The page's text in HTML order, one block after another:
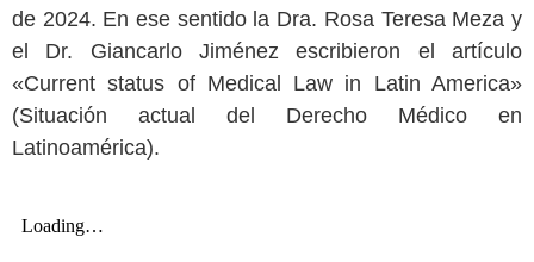
de 2024. En ese sentido la Dra. Rosa Teresa Meza y
el Dr. Giancarlo Jiménez escribieron el artículo
«Current status of Medical Law in Latin America»
(Situación actual del Derecho Médico en
Latinoamérica).